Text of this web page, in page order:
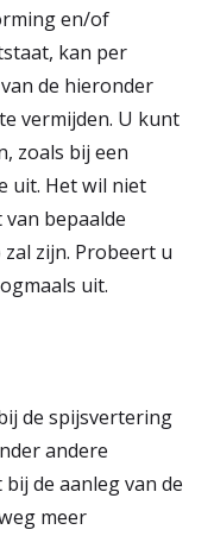
en/of
kan per
de hieronder
vermijden. U kunt
zoals bij een
uit. Het wil niet
bepaalde
zijn. Probeert u
uit.
de spijsvertering
andere
de aanleg van de
meer